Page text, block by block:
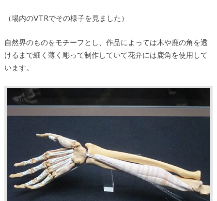
（場内のVTRでその様子を見ました）
自然界のものをモチーフとし、作品によっては木や鹿の角を透
けるまで細く薄く彫って制作していて花弁には鹿角を使用して
います。